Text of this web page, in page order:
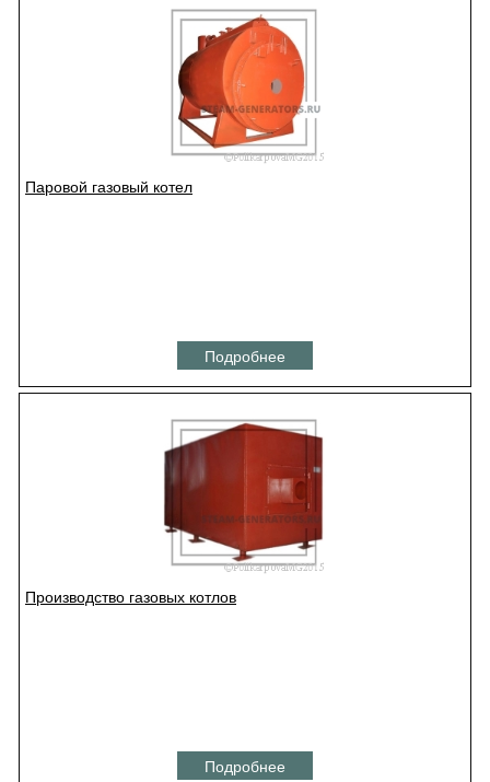
Паровой газовый котел
Подробнее
Производство газовых котлов
Подробнее